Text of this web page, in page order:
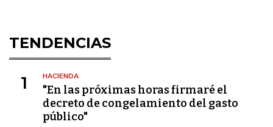
TENDENCIAS
1 HACIENDA
"En las próximas horas firmaré el
decreto de congelamiento del gasto
público"